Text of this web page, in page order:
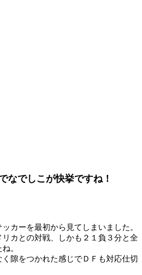
なでしこが快挙ですね！
カーを最初から見てしまいました。
カとの対戦、しかも２１負３分と全
。
隙をつかれた感じでＤＦも対応仕切